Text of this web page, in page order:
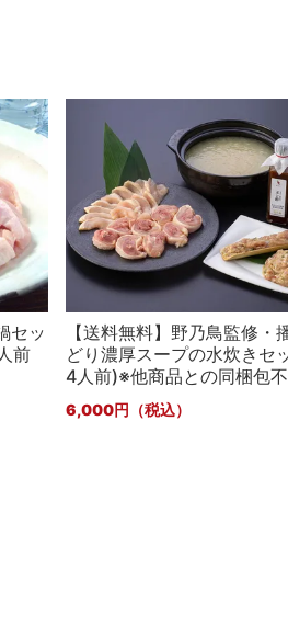
セッ
前
【送料無料】野乃鳥監修・
どり濃厚スープの水炊きセ
4人前)※他商品との同梱包
6,000